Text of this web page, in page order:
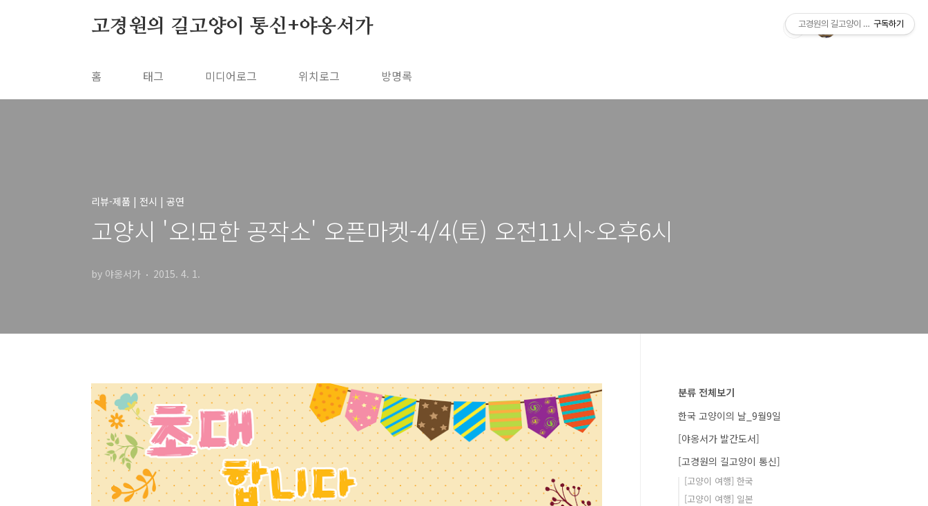
고경원의 길고양이 통신+야옹서가
홈 태그 미디어로그 위치로그 방명록
리뷰-제품 | 전시 | 공연
고양시 '오!묘한 공작소' 오픈마켓-4/4(토) 오전11시~오후6시
by 야옹서가 2015. 4. 1.
분류 전체보기
한국 고양이의 날_9월9일
[야옹서가 발간도서]
[고경원의 길고양이 통신]
[고양이 여행] 한국
[고양이 여행] 일본
고경원의 길고양이 통신+야옹서가
구독하기